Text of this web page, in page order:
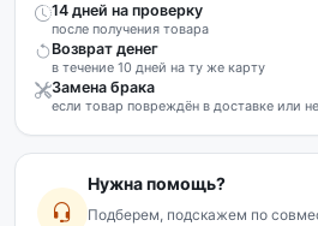
14 дней на проверку
после получения товара
Возврат денег
в течение 10 дней на ту же карту
Замена брака
если товар повреждён в доставке или
Нужна помощь?
Подберем, подскажем по